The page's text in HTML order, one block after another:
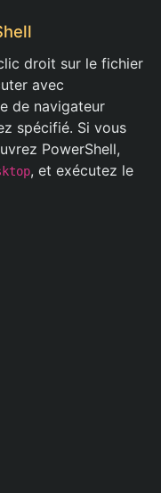
droit sur le fichier
avec
de navigateur
spécifié. Si vous
PowerShell,
, et exécutez le